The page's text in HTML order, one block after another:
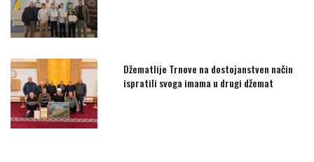
Džematlije Trnove na dostojanstven način
ispratili svoga imama u drugi džemat